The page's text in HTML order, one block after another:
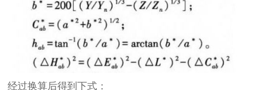
经过换算后得到下式：